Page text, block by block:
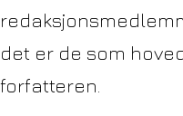
det er de som
forfatteren.